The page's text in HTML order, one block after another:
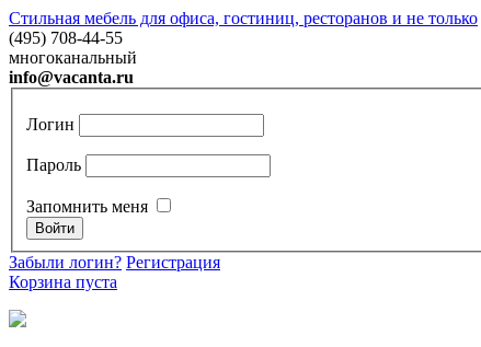
Стильная мебель для офиса, гостиниц, ресторанов и не только
(495) 708-44-55
многоканальный
info@vacanta.ru
Логин
Пароль
Запомнить меня
Забыли логин? Регистрация
Корзина пуста